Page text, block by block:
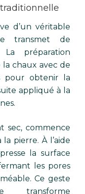
d’un véritable
transmet de
préparation
chaux avec de
pour obtenir la
appliqué à la
sec, commence
pierre. À l’aide
la surface
les pores
Ce geste
transforme